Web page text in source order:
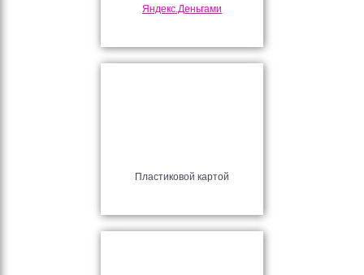
Яндекс.Деньгами
Пластиковой картой